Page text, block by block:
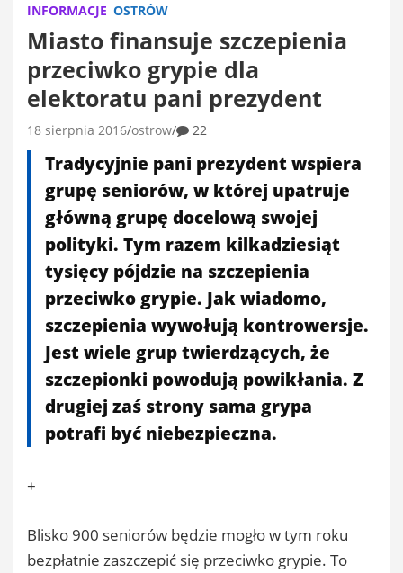
INFORMACJE OSTRÓW
Miasto finansuje szczepienia
przeciwko grypie dla
elektoratu pani prezydent
18 sierpnia 2016 ostrow 22
Tradycyjnie pani prezydent wspiera
grupę seniorów, w której upatruje
główną grupę docelową swojej
polityki. Tym razem kilkadziesiąt
tysięcy pójdzie na szczepienia
przeciwko grypie. Jak wiadomo,
szczepienia wywołują kontrowersje.
Jest wiele grup twierdzących, że
szczepionki powodują powikłania. Z
drugiej zaś strony sama grypa
potrafi być niebezpieczna.
+
Blisko 900 seniorów będzie mogło w tym roku
bezpłatnie zaszczepić się przeciwko grypie. To